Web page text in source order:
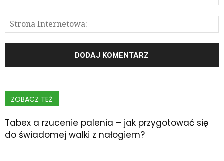
ZOBACZ TEŻ
Tabex a rzucenie palenia – jak przygotować się
do świadomej walki z nałogiem?